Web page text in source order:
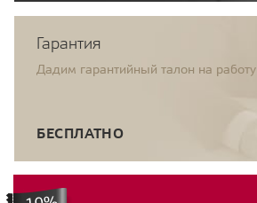
Гарантия
Дадим гарантийный талон на работу
БЕСПЛАТНО